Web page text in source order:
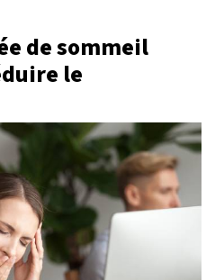
de sommeil
le